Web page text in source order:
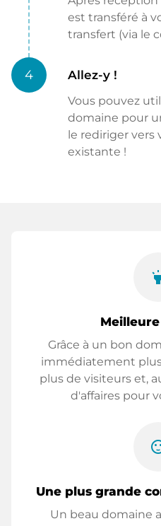
est transféré à
transfert (via le
4 Allez-y !
Vous pouvez
domaine pour
le rediriger vers
existante !
Grâce à un bon
immédiatement
plus de visiteurs et,
d'affaires pour
Une plus grande
Un beau domaine